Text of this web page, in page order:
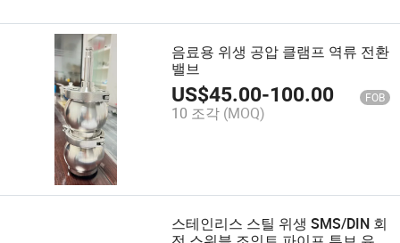
음료용 위생 공압 클램프 역류 전환
밸브
US$45.00-100.00 FOB
10 조각 (MOQ)
스테인리스 스틸 위생 SMS/DIN 회